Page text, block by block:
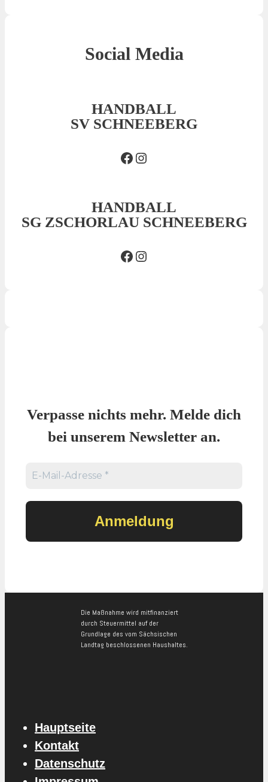
Social Media
HANDBALL
SV SCHNEEBERG
Facebook SVSInsta SVS
HANDBALL
SG ZSCHORLAU SCHNEEBERG
Facebook SGInsta SG
Verpasse nichts mehr. Melde dich
bei unserem Newsletter an.
Die Maßnahme wird mitfinanziert
durch Steuermittel auf der
Grundlage des vom Sächsischen
Landtag beschlossenen Haushaltes.
Hauptseite
Kontakt
Datenschutz